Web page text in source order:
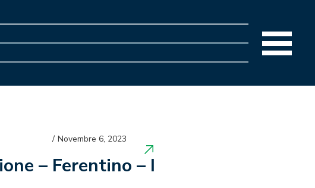
– Ferentino – I
Novembre 6, 2023